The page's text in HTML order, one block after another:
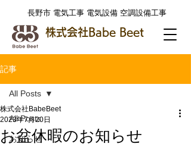
株式会社Babe Beet
​長野市 電気工事 電気設備 空調設備工事
記事
All Posts
お知らせ
All Posts
お盆休暇のお知らせ
株式会社BabeBeet
2023年7月20日